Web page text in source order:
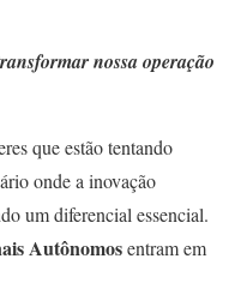
nossa operação
que estão tentando
onde a inovação
um diferencial essencial.
Autônomosentram em